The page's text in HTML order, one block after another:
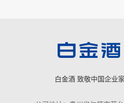
白金酒 致敬中国企业家